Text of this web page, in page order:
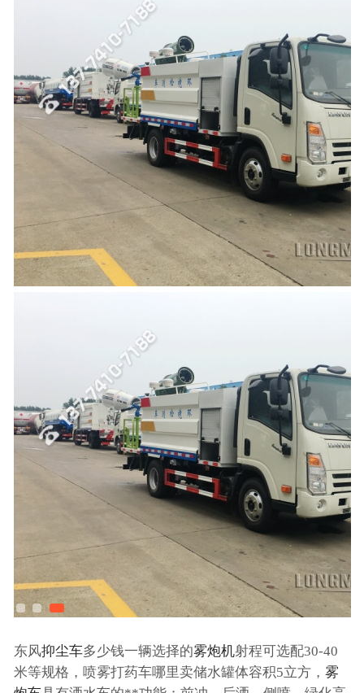
东风抑尘车多少钱一辆选择的雾炮机射程可选配30-40
米等规格，喷雾打药车哪里卖储水罐体容积5立方， 雾